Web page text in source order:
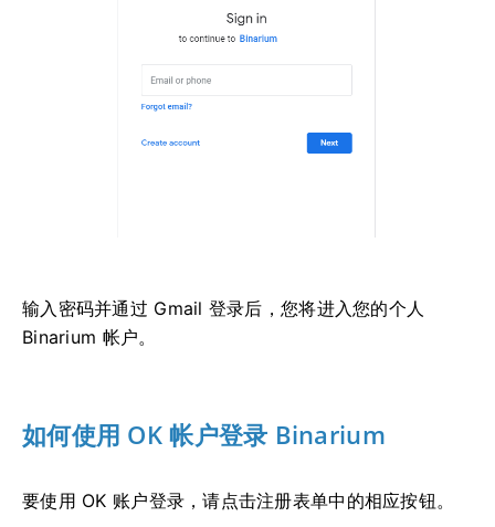
输入密码并通过 Gmail 登录后，您将进入您的个人
Binarium 帐户。
如何使用 OK 帐户登录 Binarium
要使用 OK 账户登录，请点击注册表单中的相应按钮。